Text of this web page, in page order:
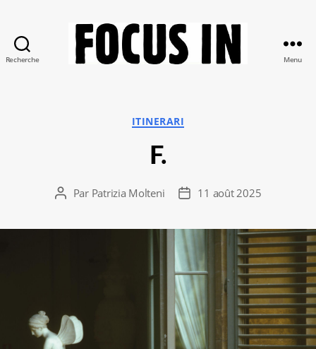
Recherche Menu
Catégories
ITINERARI
F.
Auteur
Par Patrizia Molteni
Date11 août 2025